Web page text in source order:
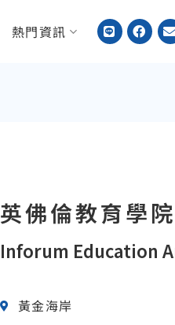
熱門資訊
英佛倫教育學院
Inforum Education
黃金海岸